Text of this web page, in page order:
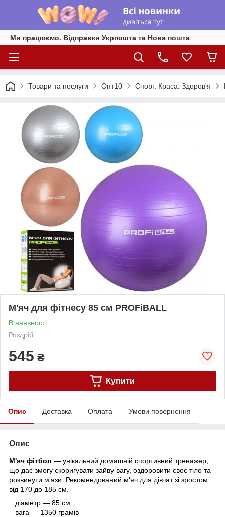
Ми працюємо. Відправки Укрпошта та Нова пошта
Товари та послуги Опт10 Спорт. Краса. Здоров'я
М'яч для фітнесу 85 см PROFiBALL
В наявності
Роздріб
545 ₴
Купити
Опис Доставка Оплата Умови повернення
Опис
М'яч фітбол — унікальний домашній спортивний тренажер,
що дає змогу скоригувати зайву вагу, оздоровити своє тіло та
розвинути м'язи. Рекомендований м'яч для дівчат зі зростом
від 170 до 185 см.
діаметр — 85 см
вага — 1350 грамів